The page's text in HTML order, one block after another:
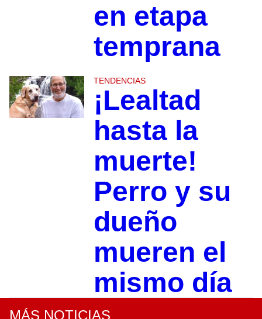
en etapa
temprana
TENDENCIAS
¡Lealtad
hasta la
muerte!
Perro y su
dueño
mueren el
mismo día
MÁS NOTICIAS